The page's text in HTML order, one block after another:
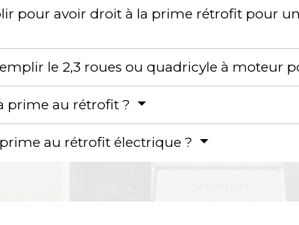
pour avoir droit à la prime rétrofit pour
le 2,3 roues ou quadricyle à moteur
prime au rétrofit ?
au rétrofit électrique ?